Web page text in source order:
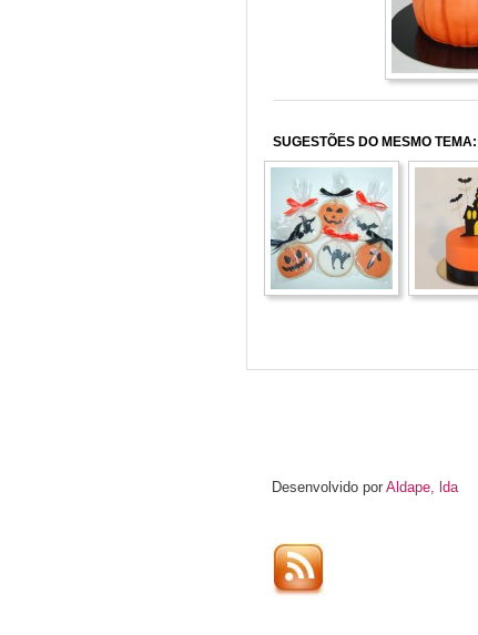
SUGESTÕES DO MESMO TEMA:
Desenvolvido por Aldape, lda